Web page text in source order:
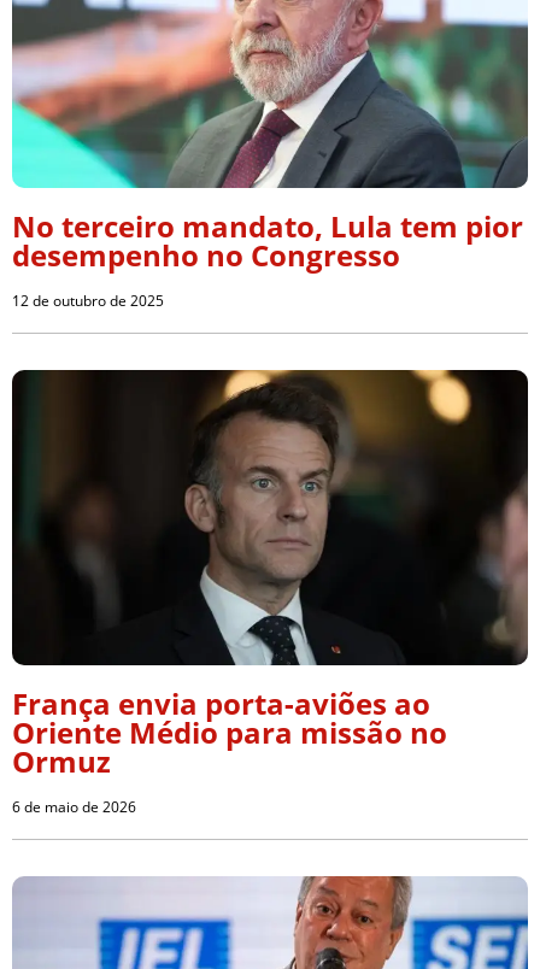
No terceiro mandato, Lula tem pior
desempenho no Congresso
12 de outubro de 2025
França envia porta-aviões ao
Oriente Médio para missão no
Ormuz
6 de maio de 2026